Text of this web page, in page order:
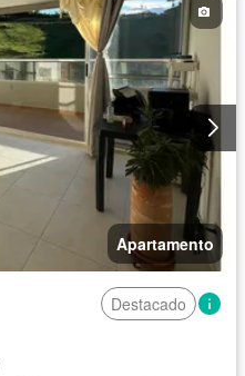
Apartamento
Destacado